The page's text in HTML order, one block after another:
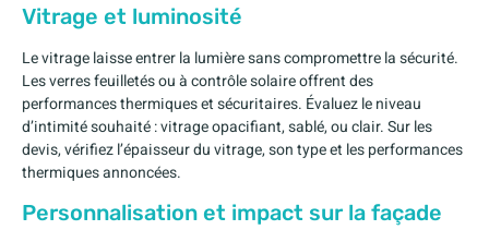
Vitrage et luminosité
Le vitrage laisse entrer la lumière sans compromettre la sécurité.
Les verres feuilletés ou à contrôle solaire offrent des
performances thermiques et sécuritaires. Évaluez le niveau
d’intimité souhaité : vitrage opacifiant, sablé, ou clair. Sur les
devis, vérifiez l’épaisseur du vitrage, son type et les performances
thermiques annoncées.
Personnalisation et impact sur la façade